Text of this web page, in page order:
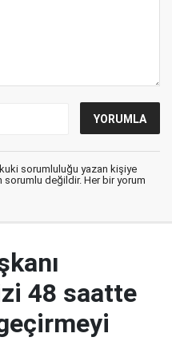
sorumluluğu yazan kişiye
sorumlu değildir. Her bir yorum
48 saatte